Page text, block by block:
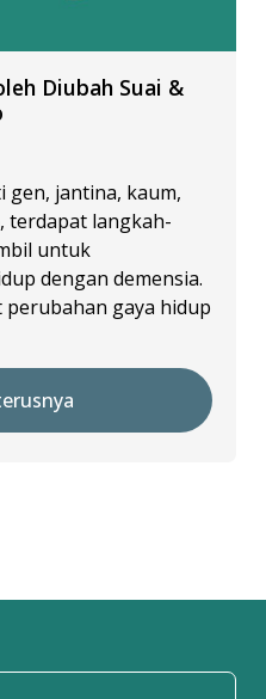
Diubah Suai &
jantina, kaum,
terdapat langkah-
untuk
dengan demensia.
gaya hidup